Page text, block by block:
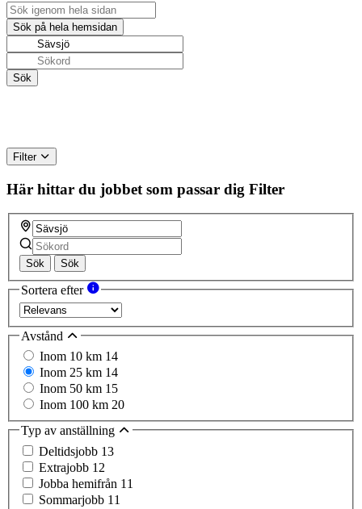
Filter
Här hittar du jobbet som passar dig Filter
Sök Sök
Sortera efter
Avstånd
Inom 10 km 14
Inom 25 km 14
Inom 50 km 15
Inom 100 km 20
Typ av anställning
Deltidsjobb 13
Extrajobb 12
Jobba hemifrån 11
Sommarjobb 11